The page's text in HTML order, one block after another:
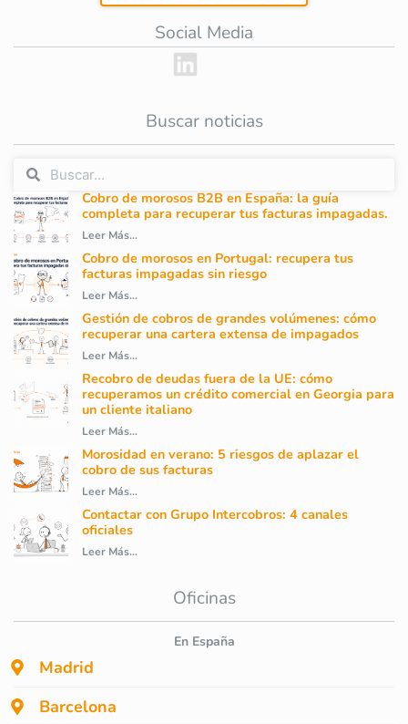
Social Media
Buscar noticias
Cobro de morosos B2B en España: la guía
completa para recuperar tus facturas impagadas.
Leer Más...
Cobro de morosos en Portugal: recupera tus
facturas impagadas sin riesgo
Leer Más...
Gestión de cobros de grandes volúmenes: cómo
recuperar una cartera extensa de impagados
Leer Más...
Recobro de deudas fuera de la UE: cómo
recuperamos un crédito comercial en Georgia para
un cliente italiano
Leer Más...
Morosidad en verano: 5 riesgos de aplazar el
cobro de sus facturas
Leer Más...
Contactar con Grupo Intercobros: 4 canales
oficiales
Leer Más...
Oficinas
En España
Madrid
Barcelona